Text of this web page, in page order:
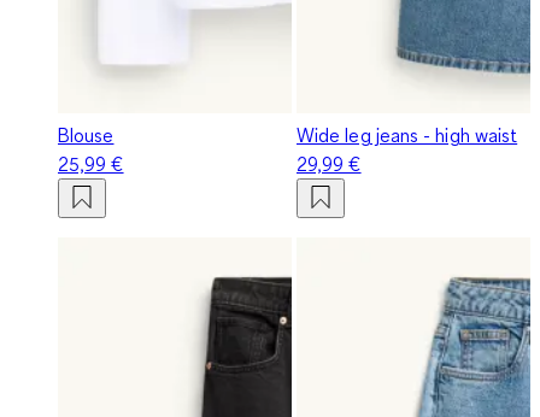
Blouse
25,99 €
Wide leg jeans - high waist
29,99 €